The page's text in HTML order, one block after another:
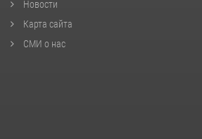
Новости
Карта сайта
СМИ о нас